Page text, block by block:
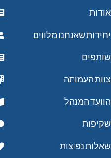
אודות
יחידות שאנחנו מלווים
שותפים
צוות העמותה
הוועד המנהל
שקיפות
שאלות נפוצות